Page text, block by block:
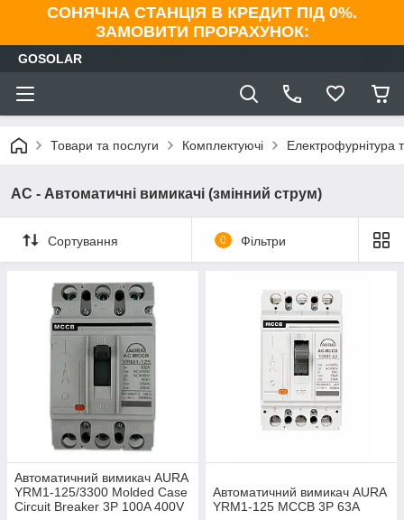
СОНЯЧНА СТАНЦІЯ В КРЕДИТ ПІД 0%.
ЗАМОВИТИ ПРОРАХУНОК:
GOSOLAR
Товари та послуги Комплектуючі Електрофурнітура
AC - Автоматичні вимикачі (змінний струм)
Сортування 0 Фільтри
Автоматичний вимикач AURA
YRM1-125/3300 Molded Case
Circuit Breaker 3P 100A 400V
Автоматичний вимикач AURA
YRM1-125 MCCB 3P 63A